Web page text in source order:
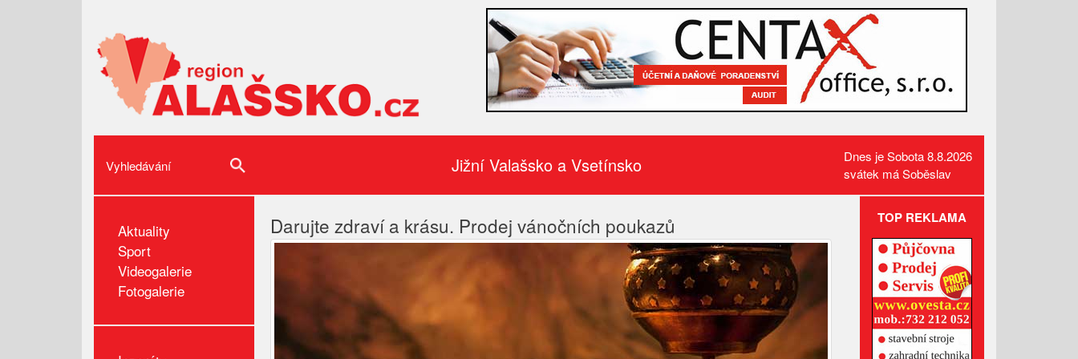
Požár pole v Lidečku vznikl při
sklizňových pracích. Oheň
zastavili hasiči
Kamerový systém nově dohlíží
na skatepark v Luhačovicích
Přehled kulturních akcí v okolí
Jižní Valašsko a Vsetínsko
Dnes je Sobota 8.8.2026
svátek má Soběslav
Aktuality
Sport
Videogalerie
Fotogalerie
Darujte zdraví a krásu. Prodej vánočních poukazů TOP REKLAMA